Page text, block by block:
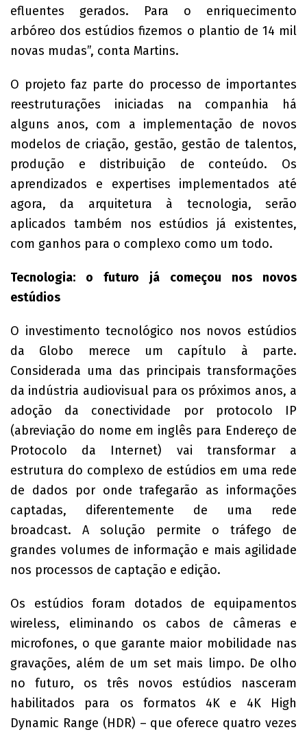
efluentes gerados. Para o enriquecimento
arbóreo dos estúdios fizemos o plantio de 14 mil
novas mudas”, conta Martins.
O projeto faz parte do processo de importantes
reestruturações iniciadas na companhia há
alguns anos, com a implementação de novos
modelos de criação, gestão, gestão de talentos,
produção e distribuição de conteúdo. Os
aprendizados e expertises implementados até
agora, da arquitetura à tecnologia, serão
aplicados também nos estúdios já existentes,
com ganhos para o complexo como um todo.
Tecnologia: o futuro já começou nos novos
estúdios
O investimento tecnológico nos novos estúdios
da Globo merece um capítulo à parte.
Considerada uma das principais transformações
da indústria audiovisual para os próximos anos, a
adoção da conectividade por protocolo IP
(abreviação do nome em inglês para Endereço de
Protocolo da Internet) vai transformar a
estrutura do complexo de estúdios em uma rede
de dados por onde trafegarão as informações
captadas, diferentemente de uma rede
broadcast. A solução permite o tráfego de
grandes volumes de informação e mais agilidade
nos processos de captação e edição.
Os estúdios foram dotados de equipamentos
wireless, eliminando os cabos de câmeras e
microfones, o que garante maior mobilidade nas
gravações, além de um set mais limpo. De olho
no futuro, os três novos estúdios nasceram
habilitados para os formatos 4K e 4K High
Dynamic Range (HDR) – que oferece quatro vezes